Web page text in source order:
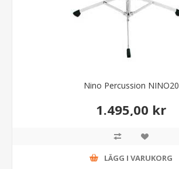
Nino Percussion NINO20
1.495,00 kr
LÄGG I VARUKORG